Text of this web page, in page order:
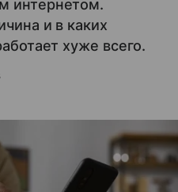
интернетом.
и в каких
хуже всего.